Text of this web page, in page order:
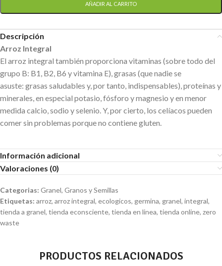
AÑADIR AL CARRITO
Descripción
Arroz Integral
El arroz integral también proporciona vitaminas (sobre todo del
grupo B: B1, B2, B6 y vitamina E), grasas (que nadie se
asuste: grasas saludables y, por tanto, indispensables), proteínas y
minerales, en especial potasio, fósforo y magnesio y en menor
medida calcio, sodio y selenio. Y, por cierto, los celíacos pueden
comer sin problemas porque no contiene gluten.
Información adicional
Valoraciones (0)
Categorias: Granel, Granos y Semillas
Etiquetas: arroz, arroz integral, ecologicos, germina, granel, integral,
tienda a granel, tienda econsciente, tienda en linea, tienda online, zero
waste
PRODUCTOS RELACIONADOS